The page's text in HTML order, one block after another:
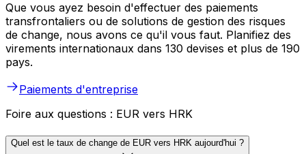
Que vous ayez besoin d'effectuer des paiements
transfrontaliers ou de solutions de gestion des risques
de change, nous avons ce qu'il vous faut. Planifiez des
virements internationaux dans 130 devises et plus de 190
pays.
Paiements d'entreprise
Foire aux questions : EUR vers HRK
Quel est le taux de change de EUR vers HRK aujourd'hui ?